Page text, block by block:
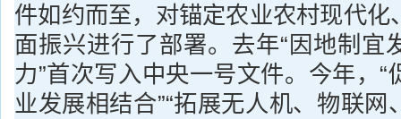
件如约而至，对锚定农业农村现代化
面振兴进行了部署。去年“因地制宜
力”首次写入中央一号文件。今年，“
业发展相结合”“拓展无人机、物联网